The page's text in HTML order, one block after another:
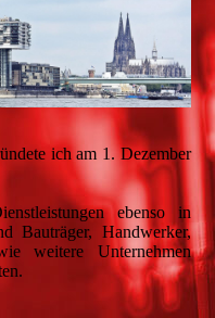
ich am 1. Dezember
ebenso in
Bauträger, Handwerker,
weitere Unternehmen